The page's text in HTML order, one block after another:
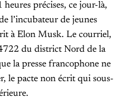
précises, ce jour-là,
l’incubateur de jeunes
à Elon Musk. Le courriel,
du district Nord de la
la presse francophone ne
le pacte non écrit qui sous-